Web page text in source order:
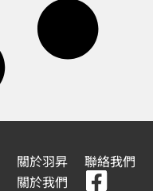
關於羽昇
關於我們
聯絡我們
F
Y
L
L